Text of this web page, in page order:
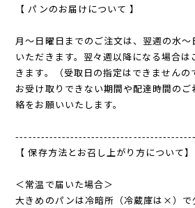
【 パンのお届けについて 】
月〜日曜日までのご注文は、翌週の水〜
いただきます。翌々週以降になる場合は
きます。（受取日の指定はできませんの
お受け取りできない期間や配達時間のご
絡をお願いいたします。
【 保存方法とお召し上がり方について】
＜常温で届いた場合＞
大きめのパンは冷暗所（冷蔵庫は×）で